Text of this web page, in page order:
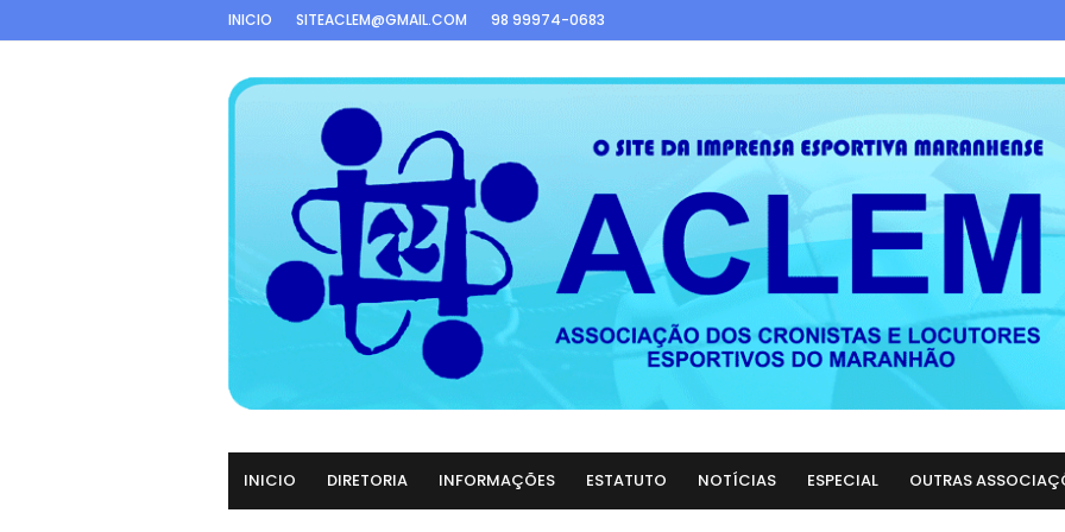
INICIO SITEACLEM@GMAIL.COM 98 99974-0683
INICIO DIRETORIA INFORMAÇÕES ESTATUTO NOTÍCIAS ESPECIAL OUTRAS